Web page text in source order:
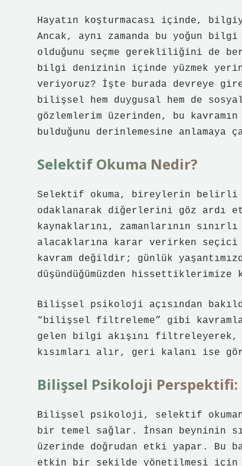
Hayatın koşturmacası içinde,
Ancak, aynı zamanda bu yoğun
olduğunu seçme gerekliliğini de
bilgi denizinin içinde yüzmek
veriyoruz? İşte burada devreye
bilişsel hem duygusal hem de
gözlemlerim üzerinden, bu
bulduğunu derinlemesine anlamaya
Selektif Okuma Nedir?
Selektif okuma, bireylerin
odaklanarak diğerlerini göz
kaynaklarını, zamanlarının
alacaklarına karar verirken seçici
kavram değildir; günlük
düşündüğümüzden
Bilişsel psikoloji açısından
“bilişsel filtreleme” gibi
gelen bilgi akışını filtreleyerek,
kısımları alır, geri kalanı ise
Bilişsel Psikoloji Perspektifi:
Bilişsel psikoloji, selektif
bir temel sağlar. İnsan beyninin
üzerinde doğrudan etki yapar. Bu
etkin bir şekilde yönetilmesi